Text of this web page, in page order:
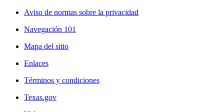
Aviso de normas sobre la privacidad
Navegación 101
Mapa del sitio
Enlaces
Términos y condiciones
Texas.gov